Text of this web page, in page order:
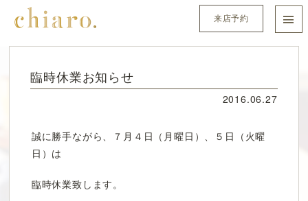
来店予約
臨時休業お知らせ
2016.06.27
誠に勝手ながら、７月４日（月曜日）、５日（火曜
日）は
臨時休業致します。